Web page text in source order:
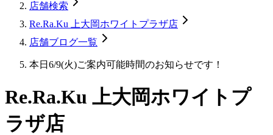
店舗検索
Re.Ra.Ku 上大岡ホワイトプラザ店
店舗ブログ一覧
本日6/9(火)ご案内可能時間のお知らせです！
Re.Ra.Ku 上大岡ホワイトプ
ラザ店